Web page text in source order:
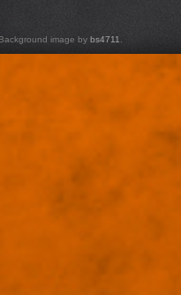
image by bs4711